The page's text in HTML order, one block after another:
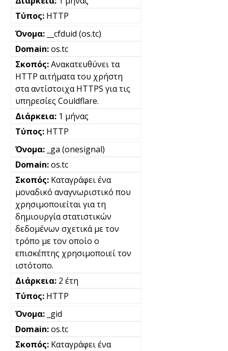
HTTP
__cfduid (os.tc)
os.tc
Ανακατευθύνει τα
HTTP αιτήματα του χρήστη
στα αντίστοιχα HTTPS για τις
υπηρεσίες Couldflare.
1 μήνας
HTTP
_ga (onesignal)
os.tc
Καταγράφει ένα
μοναδικό αναγνωριστικό που
χρησιμοποιείται για τη
δημιουργία στατιστικών
δεδομένων σχετικά με τον
τρόπο με τον οποίο ο
επισκέπτης χρησιμοποιεί τον
ιστότοπο.
2 έτη
HTTP
_gid
os.tc
Καταγράφει ένα